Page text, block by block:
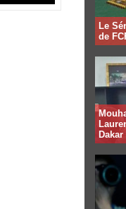
Le
de
Dakar